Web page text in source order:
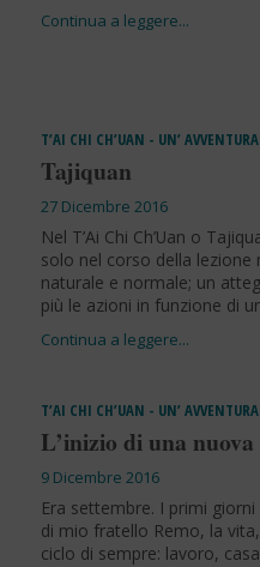
T’AI CHI CH’UAN - UN’
Tajiquan
27 Dicembre 2016
Nel T’Ai Chi Ch’Uan o
solo nel corso della
naturale e normale; un
più le azioni in funzione di
T’AI CHI CH’UAN - UN’
L’inizio di una
9 Dicembre 2016
Era settembre. I primi
di mio fratello Remo, la
ciclo di sempre: lavoro,